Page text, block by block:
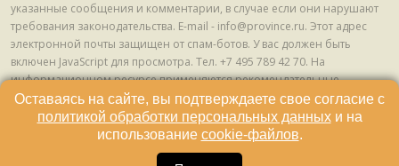
указанные сообщения и комментарии, в случае если они нарушают
требования законодательства. E-mail - info@province.ru. Этот адрес
электронной почты защищен от спам-ботов. У вас должен быть
включен JavaScript для просмотра. Tел. +7 495 789 42 70. На
информационном ресурсе применяются рекомендательные
технологии (информационные технологии предоставления
информации на основе сбора, систематизации и анализа сведений,
относящихся к предпочтениям пользователей сети "Интернет",
находящихся на территории Российской Федерации) © ООО ИД
Оставаясь на сайте, вы подтверждаете свое согласие с
политикой обработки персональных данныхи на
использование cookie-файлов.